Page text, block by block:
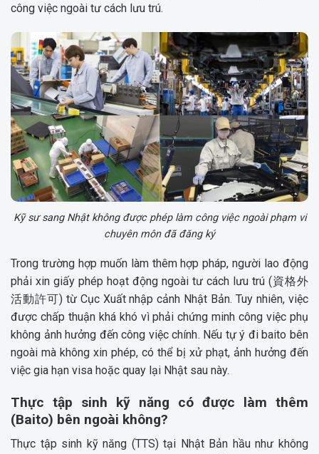
công việc ngoài tư cách lưu trú.
Kỹ sư sang Nhật không được phép làm công việc ngoài phạm vi
chuyên môn đã đăng ký
Trong trường hợp muốn làm thêm hợp pháp, người lao động
phải xin giấy phép hoạt động ngoài tư cách lưu trú (資格外
活動許可) từ Cục Xuất nhập cảnh Nhật Bản. Tuy nhiên, việc
được chấp thuận khá khó vì phải chứng minh công việc phụ
không ảnh hưởng đến công việc chính. Nếu tự ý đi baito bên
ngoài mà không xin phép, có thể bị xử phạt, ảnh hưởng đến
việc gia hạn visa hoặc quay lại Nhật sau này.
Thực tập sinh kỹ năng có được làm thêm
(Baito) bên ngoài không?
Thực tập sinh kỹ năng (TTS) tại Nhật Bản hầu như không